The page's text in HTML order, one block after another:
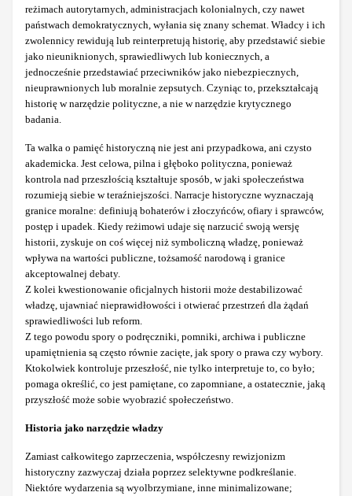
reżimach autorytarnych, administracjach kolonialnych, czy nawet
państwach demokratycznych, wyłania się znany schemat. Władcy i ich
zwolennicy rewidują lub reinterpretują historię, aby przedstawić siebie
jako nieuniknionych, sprawiedliwych lub koniecznych, a
jednocześnie przedstawiać przeciwników jako niebezpiecznych,
nieuprawnionych lub moralnie zepsutych. Czyniąc to, przekształcają
historię w narzędzie polityczne, a nie w narzędzie krytycznego
badania.
Ta walka o pamięć historyczną nie jest ani przypadkowa, ani czysto
akademicka. Jest celowa, pilna i głęboko polityczna, ponieważ
kontrola nad przeszłością kształtuje sposób, w jaki społeczeństwa
rozumieją siebie w teraźniejszości. Narracje historyczne wyznaczają
granice moralne: definiują bohaterów i złoczyńców, ofiary i sprawców,
postęp i upadek. Kiedy reżimowi udaje się narzucić swoją wersję
historii, zyskuje on coś więcej niż symboliczną władzę, ponieważ
wpływa na wartości publiczne, tożsamość narodową i granice
akceptowalnej debaty.
Z kolei kwestionowanie oficjalnych historii może destabilizować
władzę, ujawniać nieprawidłowości i otwierać przestrzeń dla żądań
sprawiedliwości lub reform.
Z tego powodu spory o podręczniki, pomniki, archiwa i publiczne
upamiętnienia są często równie zacięte, jak spory o prawa czy wybory.
Ktokolwiek kontroluje przeszłość, nie tylko interpretuje to, co było;
pomaga określić, co jest pamiętane, co zapomniane, a ostatecznie, jaką
przyszłość może sobie wyobrazić społeczeństwo.
Historia jako narzędzie władzy
Zamiast całkowitego zaprzeczenia, współczesny rewizjonizm
historyczny zazwyczaj działa poprzez selektywne podkreślanie.
Niektóre wydarzenia są wyolbrzymiane, inne minimalizowane;